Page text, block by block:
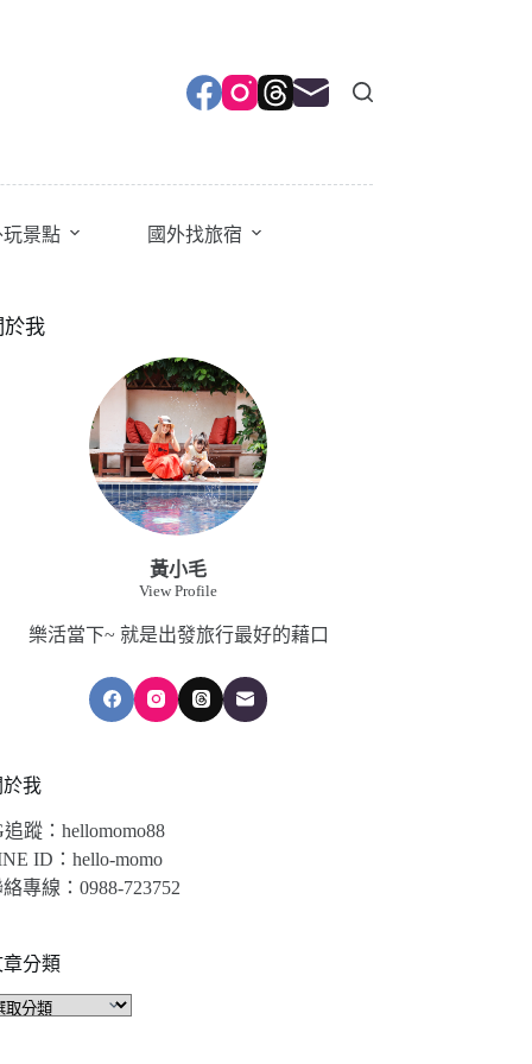
玩景點 國外找旅宿
於我
黃小毛
View Profile
樂活當下~ 就是出發旅行最好的藉口
於我
追蹤：hellomomo88
ID：hello-momo
專線：0988-723752
分類